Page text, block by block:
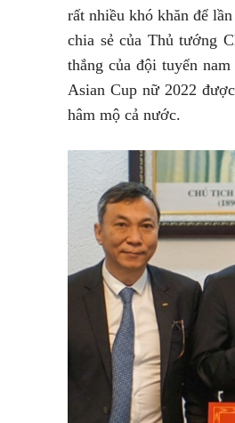
rất nhiều khó khăn để
chia sẻ của Thủ tướng
thắng của đội tuyển
Asian Cup nữ 2022
hâm mộ cả nước.